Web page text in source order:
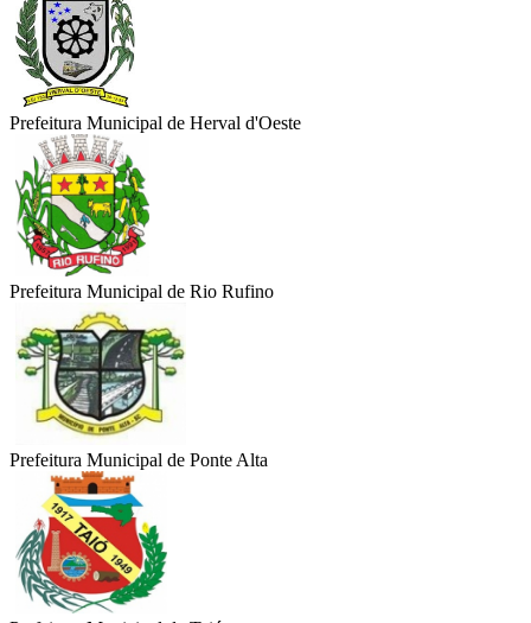
Prefeitura Municipal de Herval d'Oeste
Prefeitura Municipal de Rio Rufino
Prefeitura Municipal de Ponte Alta